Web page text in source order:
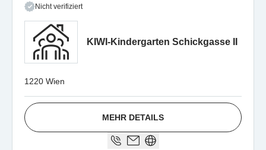
Nicht verifiziert
KIWI-Kindergarten Schickgasse II
1220 Wien
MEHR DETAILS